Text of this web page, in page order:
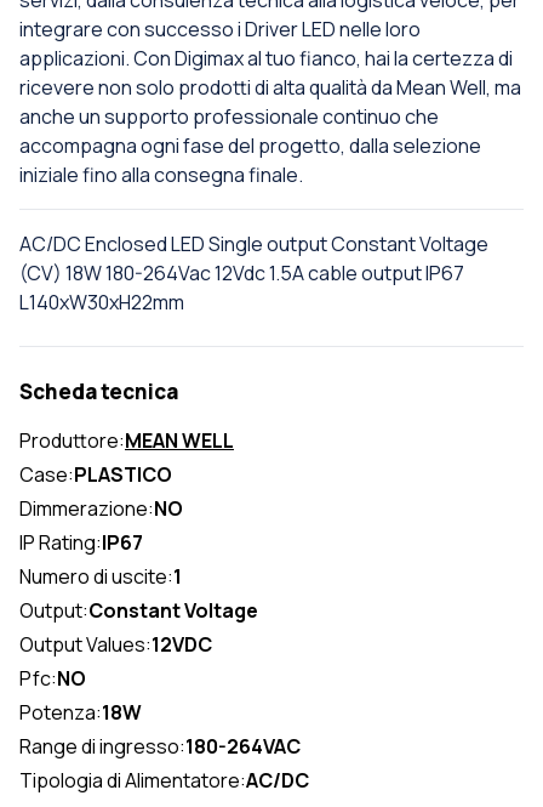
integrare con successo i Driver LED nelle loro
applicazioni. Con Digimax al tuo fianco, hai la certezza di
ricevere non solo prodotti di alta qualità da Mean Well, ma
anche un supporto professionale continuo che
accompagna ogni fase del progetto, dalla selezione
iniziale fino alla consegna finale.
AC/DC Enclosed LED Single output Constant Voltage
(CV) 18W 180-264Vac 12Vdc 1.5A cable output IP67
L140xW30xH22mm
Scheda tecnica
Produttore:MEAN WELL
Case:PLASTICO
Dimmerazione:NO
IP Rating:IP67
Numero di uscite:1
Output:Constant Voltage
Output Values:12VDC
Pfc:NO
Potenza:18W
Range di ingresso:180-264VAC
Tipologia di Alimentatore:AC/DC